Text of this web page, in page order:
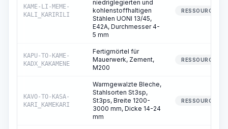
KAME-LI-MEME-
KALI_KARIRILI
niedriglegierten und
kohlenstoffhaltigen
Stählen UONI 13/45,
E42A, Durchmesser 4-
5 mm
RESSOURCE
KAPU-TO-KAME-
KADX_KAKAMENE
Fertigmörtel für
Mauerwerk, Zement,
M200
RESSOURCE
KAVO-TO-KASA-
KARI_KAMEKARI
Warmgewalzte Bleche,
Stahlsorten St3sp,
St3ps, Breite 1200-
3000 mm, Dicke 14-24
mm
RESSOURCE